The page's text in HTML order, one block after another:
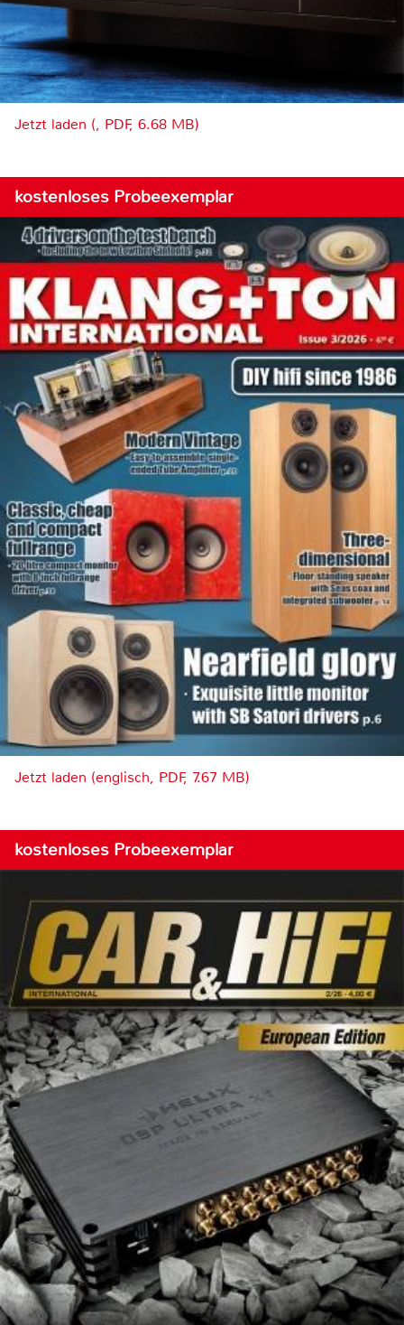
Jetzt laden (, PDF, 6.68 MB)
kostenloses Probeexemplar
Jetzt laden (englisch, PDF, 7.67 MB)
kostenloses Probeexemplar